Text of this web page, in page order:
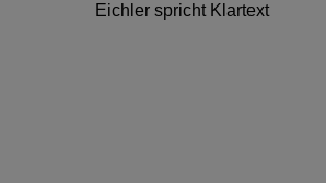
Eichler spricht Klartext